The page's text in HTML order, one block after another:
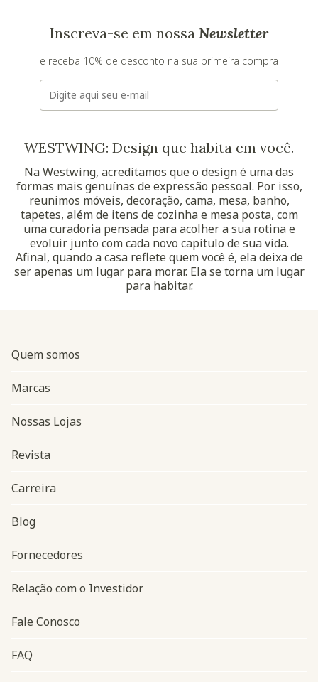
Inscreva-se em nossa Newsletter
e receba 10% de desconto na sua primeira compra
E-mail
WESTWING: Design que habita em você.
Na Westwing, acreditamos que o design é uma das
formas mais genuínas de expressão pessoal. Por isso,
reunimos móveis, decoração, cama, mesa, banho,
tapetes, além de itens de cozinha e mesa posta, com
uma curadoria pensada para acolher a sua rotina e
evoluir junto com cada novo capítulo de sua vida.
Afinal, quando a casa reflete quem você é, ela deixa de
ser apenas um lugar para morar. Ela se torna um lugar
para habitar.
Navegação do rodapé
Quem somos
Marcas
Nossas Lojas
Revista
Carreira
Blog
Fornecedores
Relação com o Investidor
Fale Conosco
FAQ